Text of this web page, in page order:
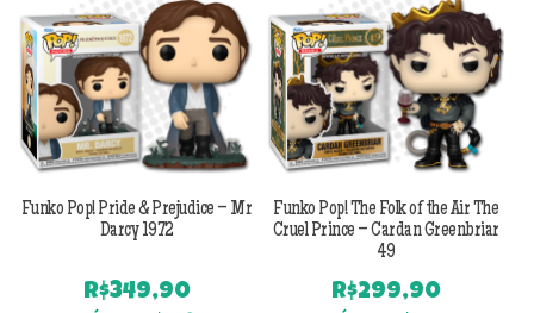
Funko Pop! Pride & Prejudice – Mr
Darcy 1972
R$349,90
Funko Pop! The Folk of the Air The
Cruel Prince – Cardan Greenbriar
49
R$299,90